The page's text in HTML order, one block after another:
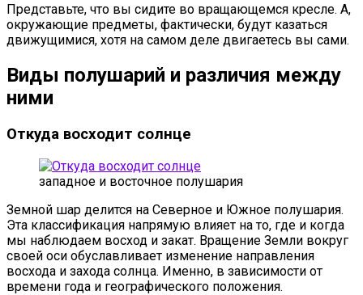
Представьте, что вы сидите во вращающемся кресле. А,
окружающие предметы, фактически, будут казаться
движущимися, хотя на самом деле двигаетесь вы сами.
Виды полушарий и различия между
ними
Откуда восходит солнце
западное и восточное полушария
Земной шар делится на Северное и Южное полушария.
Эта классификация напрямую влияет на то, где и когда
мы наблюдаем восход и закат. Вращение Земли вокруг
своей оси обуславливает изменение направления
восхода и захода солнца. Именно, в зависимости от
времени года и географического положения.